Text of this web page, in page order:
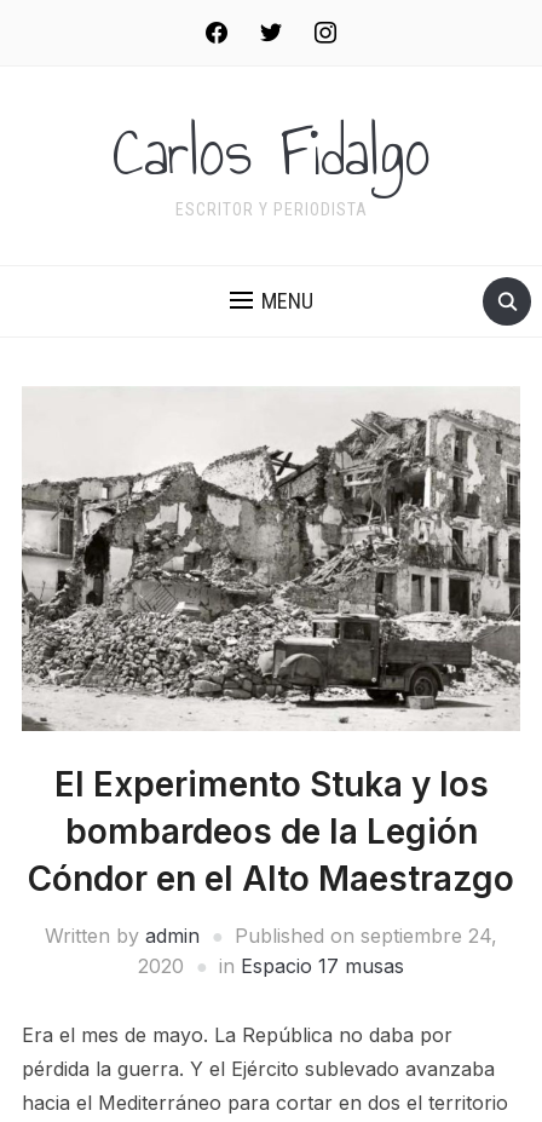
facebooktwitter instagram
Carlos Fidalgo
ESCRITOR Y PERIODISTA
MENU
El Experimento Stuka y los
bombardeos de la Legión
Cóndor en el Alto Maestrazgo
Written by admin Published on septiembre 24,
2020
in Espacio 17 musas
Era el mes de mayo. La República no daba por
pérdida la guerra. Y el Ejército sublevado avanzaba
hacia el Mediterráneo para cortar en dos el territorio